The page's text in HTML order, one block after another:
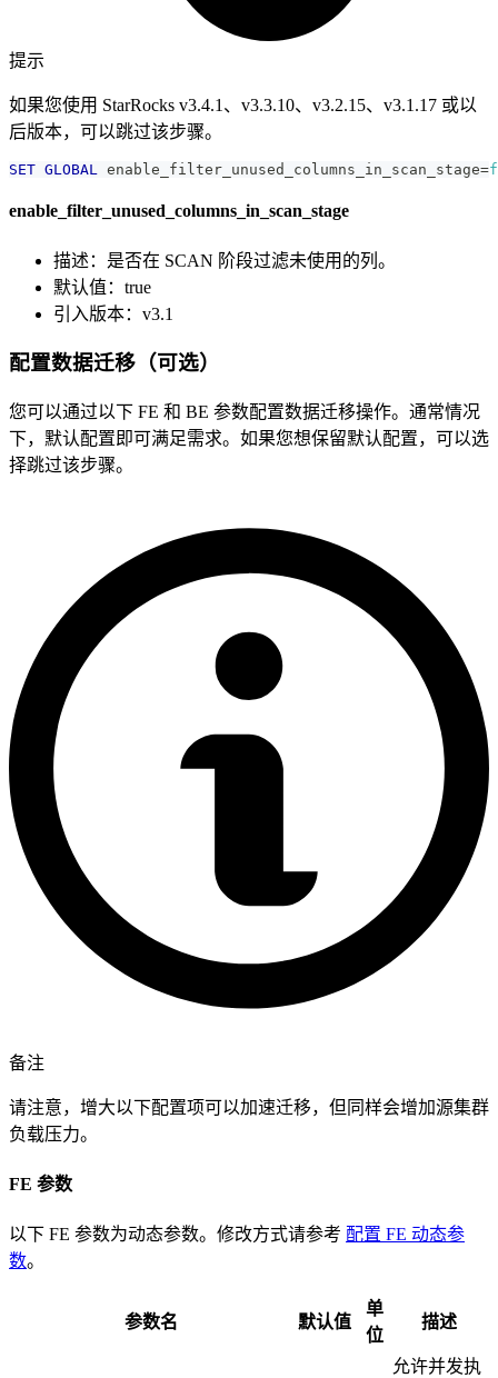
提示
如果您使用 StarRocks v3.4.1、v3.3.10、v3.2.15、v3.1.17 或以
后版本，可以跳过该步骤。
SET GLOBAL enable_filter_unused_columns_in_scan_stage=
enable_filter_unused_columns_in_scan_stage
描述：是否在 SCAN 阶段过滤未使用的列。
默认值：true
引入版本：v3.1
配置数据迁移（可选）
您可以通过以下 FE 和 BE 参数配置数据迁移操作。通常情况
下，默认配置即可满足需求。如果您想保留默认配置，可以选
择跳过该步骤。
备注
请注意，增大以下配置项可以加速迁移，但同样会增加源集群
负载压力。
FE 参数
以下 FE 参数为动态参数。修改方式请参考 配置 FE 动态参
数。
参数名 默认值
单
位
描述
允许并发执